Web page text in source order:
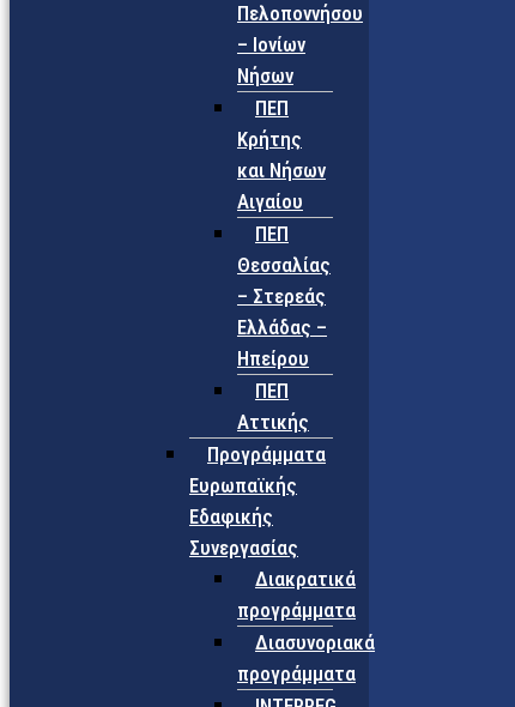
Πελοποννήσου
– Ιονίων
Νήσων
ΠΕΠ
Κρήτης
και Νήσων
Αιγαίου
ΠΕΠ
Θεσσαλίας
– Στερεάς
Ελλάδας –
Ηπείρου
ΠΕΠ
Αττικής
Προγράμματα
Ευρωπαϊκής
Εδαφικής
Συνεργασίας
Διακρατικά
προγράμματα
Διασυνοριακά
προγράμματα